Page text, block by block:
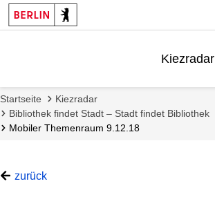
Kiezradar
Startseite
Kiezradar
Bibliothek findet Stadt – Stadt findet Bibliothek
Mobiler Themenraum 9.12.18
zurück